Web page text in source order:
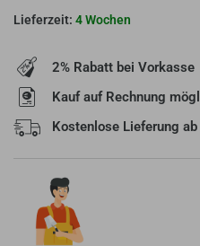
135°
4 Wochen
2% Rabatt bei Vorkasse
Kauf auf Rechnung
Kostenlose Lieferung